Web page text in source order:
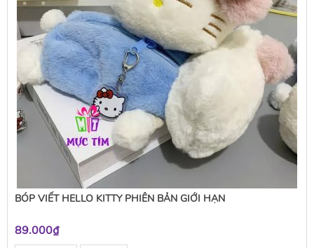
BÓP VIẾT HELLO KITTY PHIÊN BẢN GIỚI HẠN
89.000₫